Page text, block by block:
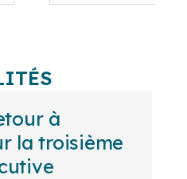
à
la troisième